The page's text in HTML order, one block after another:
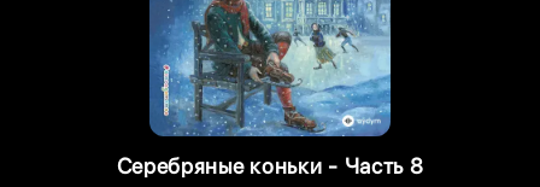
Серебряные коньки - Часть 8